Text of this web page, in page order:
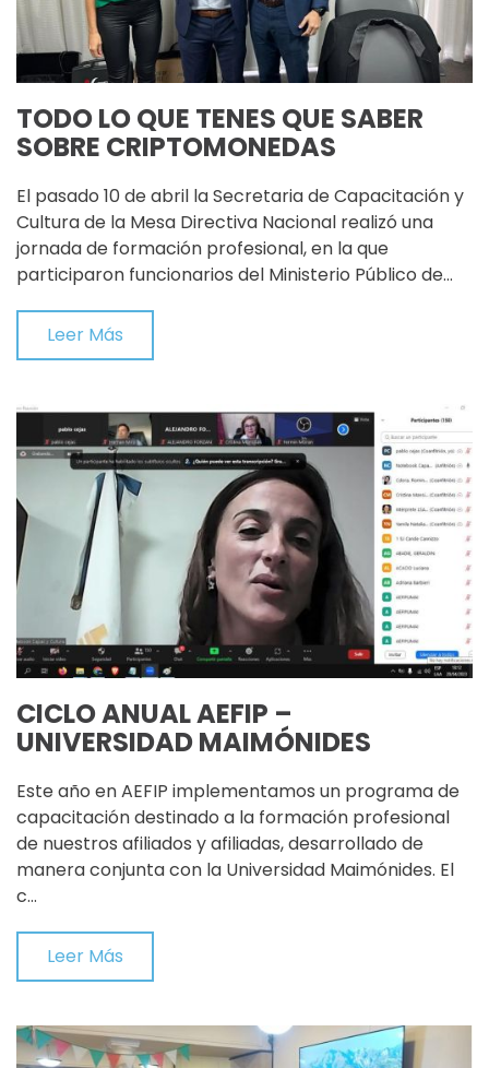
TODO LO QUE TENES QUE SABER
SOBRE CRIPTOMONEDAS
El pasado 10 de abril la Secretaria de Capacitación y
Cultura de la Mesa Directiva Nacional realizó una
jornada de formación profesional, en la que
participaron funcionarios del Ministerio Público de…
Leer Más
CICLO ANUAL AEFIP –
UNIVERSIDAD MAIMÓNIDES
Este año en AEFIP implementamos un programa de
capacitación destinado a la formación profesional
de nuestros afiliados y afiliadas, desarrollado de
manera conjunta con la Universidad Maimónides. El
c…
Leer Más